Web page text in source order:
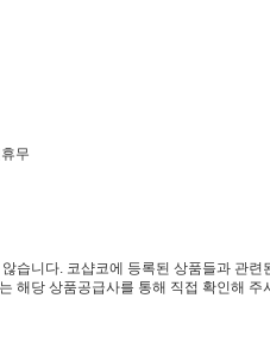
무
습니다. 코샵코에 등록된 상품들과 관련
해당 상품공급사를 통해 직접 확인해 주